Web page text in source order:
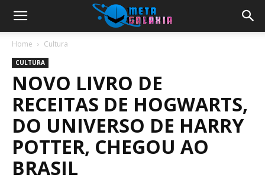
Home Cultura
CULTURA
NOVO LIVRO DE
RECEITAS DE HOGWARTS,
DO UNIVERSO DE HARRY
POTTER, CHEGOU AO
BRASIL